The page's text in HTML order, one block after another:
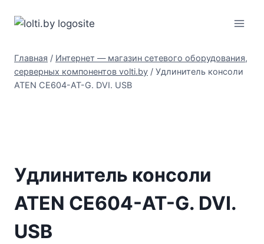
Главная / Интернет — магазин сетевого оборудования,
серверных компонентов volti.by / Удлинитель консоли
ATEN CE604-AT-G. DVI. USB
Удлинитель консоли
ATEN CE604-AT-G. DVI.
USB